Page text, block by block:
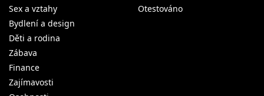
Sex a vztahy
Bydlení a design
Děti a rodina
Zábava
Finance
Zajímavosti
Otestováno